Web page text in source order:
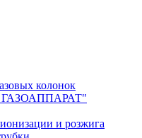
колонок
и розжига